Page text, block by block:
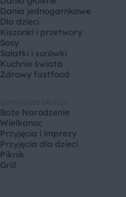
Dania jednogarnkowe
Dla dzieci
Kiszonki i przetwory
Sosy
Sałatki i surówki
Kuchnie świata
Zdrowy fastfood
Boże Narodzenie
Wielkanoc
Przyjęcia i imprezy
Przyjęcia dla dzieci
Piknik
Grill